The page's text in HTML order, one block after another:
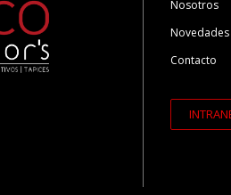
Nosotros
Novedades
Contacto